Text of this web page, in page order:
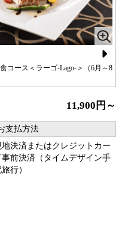
ース＜ラーゴ-Lago-＞（6月～8
N
ex
t
11,900円～
支払方法
地決済またはクレジットカー
事前決済（タイムデザイン手
行）